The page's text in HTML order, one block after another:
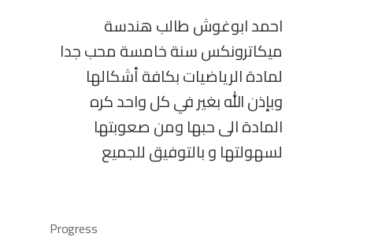
احمد ابوغوش طالب هندسة
ميكاترونكس سنة خامسة محب جدا
لمادة الرياضيات بكافة أشكالها
وبإذن الله بغير في كل واحد كره
المادة الى حبها ومن صعوبتها
لسهولتها و بالتوفيق للجميع
Progress